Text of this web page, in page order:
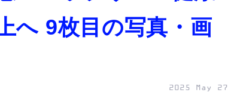
へ 9枚目の写真・画
2025 May 27